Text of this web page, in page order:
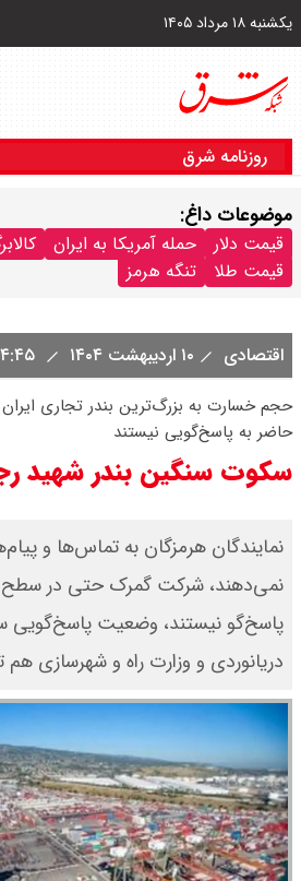
یکشنبه ۱۸ مرداد ۱۴۰۵
روزنامه شرق
موضوعات داغ:
قیمت دلار حمله آمریکا به ایران
قیمت طلا
تنگه هرمز
اقتصادی ۱۰ اردیبهشت ۱۴۰۴
حجم خسارت به بزرگ‌ترین بندر تجاری
حاضر به پاسخ‌گویی نیستند
سکوت سنگین بندر شهید
نمایندگان هرمزگان به تماس‌ها و
نمی‌دهند، شرکت گمرک حتی در سطح
پاسخ‌گو نیستند، وضعیت پاسخ‌گویی
دریانوردی و وزارت راه و شهرسازی هم